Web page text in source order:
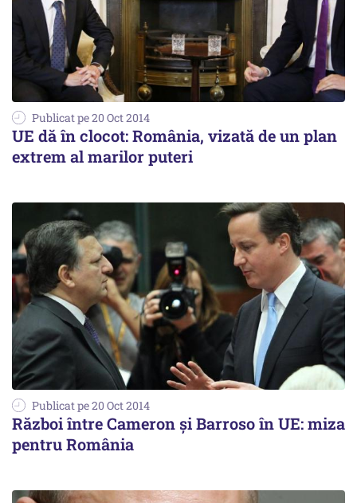
Publicat pe 20 Oct 2014
UE dă în clocot: România, vizată de un plan
extrem al marilor puteri
Publicat pe 20 Oct 2014
Război între Cameron și Barroso în UE: miza
pentru România